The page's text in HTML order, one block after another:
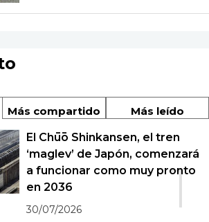
Más compartido Más leído
1
El Chūō Shinkansen, el tren
‘maglev’ de Japón, comenzará
a funcionar como muy pronto
en 2036
30/07/2026